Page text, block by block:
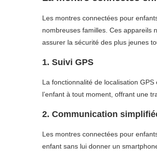
Les montres connectées pour
nombreuses familles. Ces appareils
assurer la sécurité des plus jeunes
1. Suivi GPS
La fonctionnalité de localisation
l’enfant à tout moment, offrant une
2. Communication
Les montres connectées pour
enfant sans lui donner un